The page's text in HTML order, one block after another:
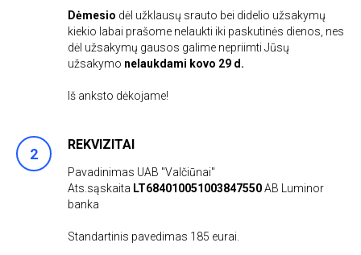
Dėmesio dėl užklausų srauto bei didelio užsakymų
kiekio labai prašome nelaukti iki paskutinės dienos, nes
dėl užsakymų gausos galime nepriimti Jūsų
užsakymo nelaukdami kovo 29 d.
Iš anksto dėkojame!
REKVIZITAI
Pavadinimas UAB "Valčiūnai"
Ats.sąskaita LT684010051003847550AB Luminor
banka
Standartinis pavedimas 185 eurai.